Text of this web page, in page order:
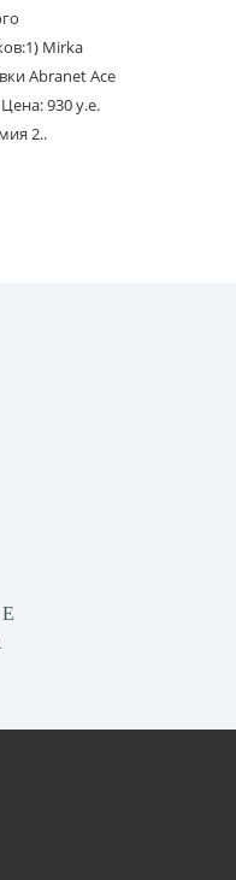
Mirka
Abranet Ace
930 у.е.
2..